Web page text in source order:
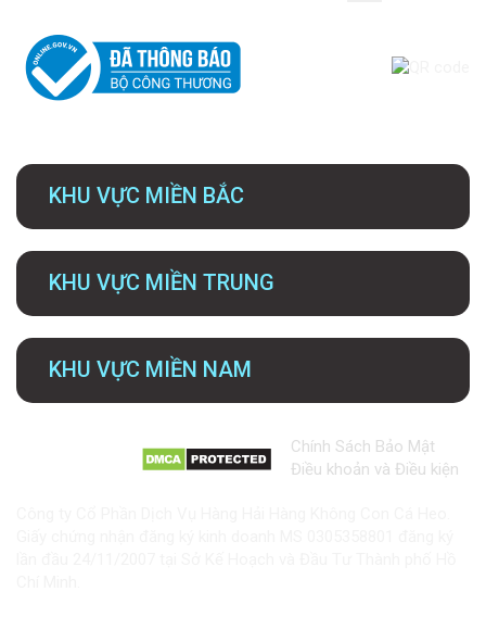
KHU VỰC MIỀN BẮC
KHU VỰC MIỀN TRUNG
KHU VỰC MIỀN NAM
Chính Sách Bảo Mật
Điều khoản và Điều kiện